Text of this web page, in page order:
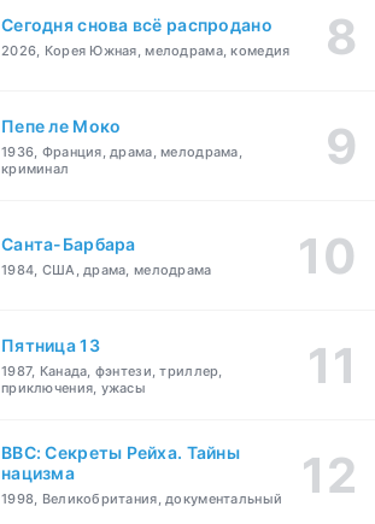
Сегодня снова всё распродано
2026, Корея Южная, мелодрама, комедия
Пепе ле Моко
1936, Франция, драма, мелодрама,
криминал
Санта-Барбара
1984, США, драма, мелодрама
Пятница 13
1987, Канада, фэнтези, триллер,
приключения, ужасы
BBC: Секреты Рейха. Тайны
нацизма
1998, Великобритания, документальный